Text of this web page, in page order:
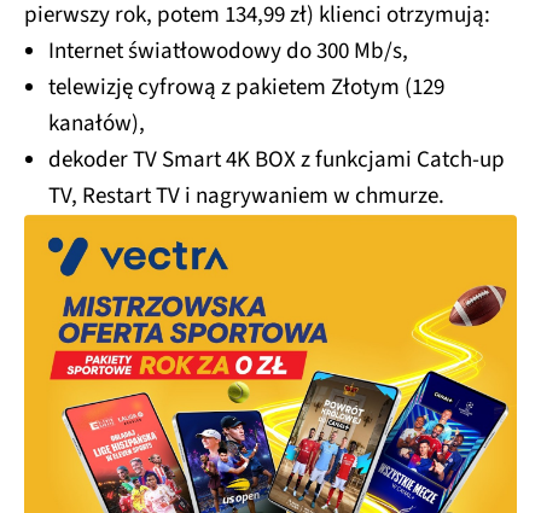
pierwszy rok, potem 134,99 zł) klienci otrzymują:
Internet światłowodowy do 300 Mb/s,
telewizję cyfrową z pakietem Złotym (129
kanałów),
dekoder TV Smart 4K BOX z funkcjami Catch-up
TV, Restart TV i nagrywaniem w chmurze.